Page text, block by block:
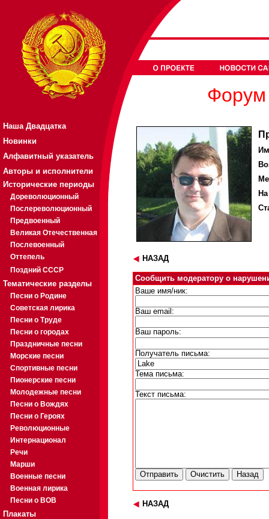
Наша Двадцатка
Новинки
Алфавитный указатель
Авторы и исполнители
Исторические периоды
Дореволюционный
Послереволюционный
Предвоенный
Великая Отечественная
Послевоенный
Оттепель
Поздний СССР
Тематические разделы
Песни о Родине
Советская лирика
Песни о Труде
Песни о городах
Праздничные песни
Морские песни
Спортивные песни
Пионерские песни
Молодежные песни
Песни о Вождях
Песни о Героях
Революционные
Интернационал
Речи
Марши
Военные песни
Военная лирика
Песни о ВОВ
Плакаты
Форум
НАЗАД
Сообщить модератору о
Ваше имя/ник:
Ваш email:
Ваш пароль:
Получатель письма:
Тема письма:
Текст письма:
НАЗАД